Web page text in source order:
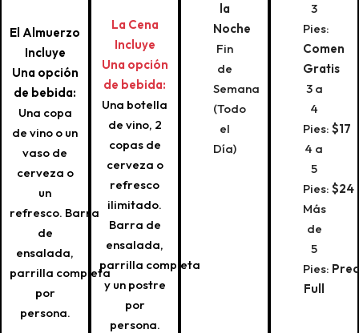
El Almuerzo
Incluye
Una opción
de bebida:
Una copa
de vino o un
vaso de
cerveza o
un
refresco. Barra
de
ensalada,
parrilla completa
por
persona.
La Cena
Incluye
Una opción
de bebida:
Una botella
de vino, 2
copas de
cerveza o
refresco
ilimitado.
Barra de
ensalada,
parrilla completa
y un postre
por
persona.
la
Noche
Fin
de
Semana
(Todo
el
Día)
3
Pies:
Comen
Gratis
3 a
4
Pies: $17
4 a
5
Pies: $24
Más
de
5
Pies:
Full